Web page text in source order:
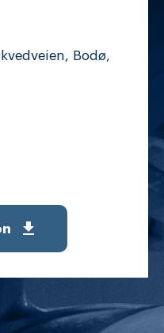
Bodø,
get_app